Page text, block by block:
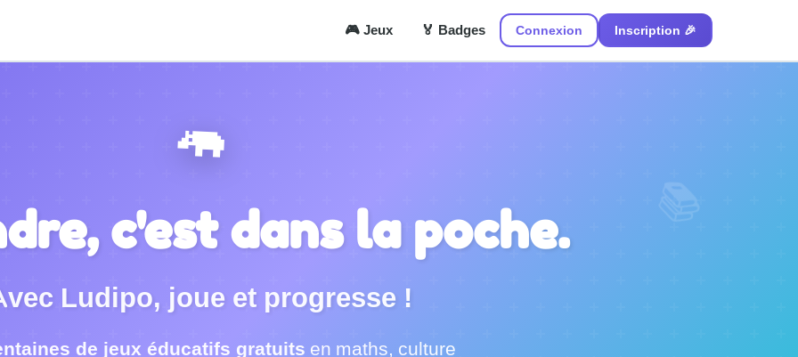
🎮 Jeux 🏅 Badges Connexion Inscription 🎉
📚
🦛
c'est dans la poche.
Ludipo, joue et progresse !
de jeux éducatifs gratuits en maths, culture